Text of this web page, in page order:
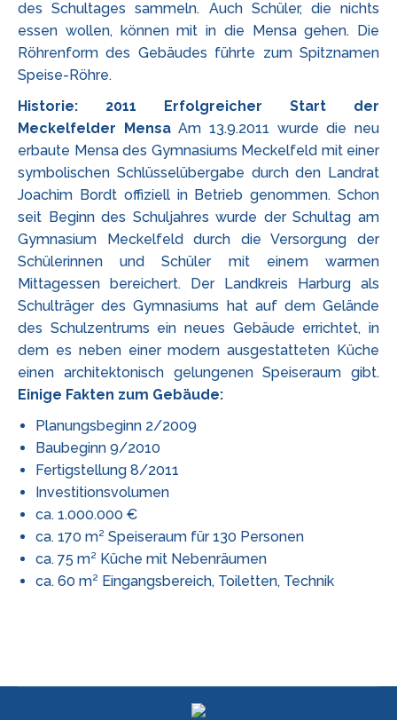
des Schultages sammeln. Auch Schüler, die nichts
essen wollen, können mit in die Mensa gehen. Die
Röhrenform des Gebäudes führte zum Spitznamen
Speise-Röhre.
Historie:
2011 Erfolgreicher Start der
Meckelfelder MensaAm 13.9.2011 wurde die neu
erbaute Mensa des Gymnasiums Meckelfeld mit einer
symbolischen Schlüsselübergabe durch den Landrat
Joachim Bordt offiziell in Betrieb genommen. Schon
seit Beginn des Schuljahres wurde der Schultag am
Gymnasium Meckelfeld durch die Versorgung der
Schülerinnen und Schüler mit einem warmen
Mittagessen bereichert. Der Landkreis Harburg als
Schulträger des Gymnasiums hat auf dem Gelände
des Schulzentrums ein neues Gebäude errichtet, in
dem es neben einer modern ausgestatteten Küche
einen architektonisch gelungenen Speiseraum gibt.
Einige Fakten zum Gebäude:
Planungsbeginn 2/2009
Baubeginn 9/2010
Fertigstellung 8/2011
Investitionsvolumen
ca. 1.000.000 €
ca. 170 m² Speiseraum für 130 Personen
ca. 75 m² Küche mit Nebenräumen
ca. 60 m² Eingangsbereich, Toiletten, Technik